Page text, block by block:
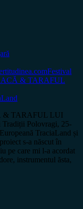
Festival
& TARAFUL
& TARAFUL LUI
Tradiții Polovragi, 25-
TraciaLand și
s-a născut în
pe care mi l-a acordat
instrumentul ăsta,